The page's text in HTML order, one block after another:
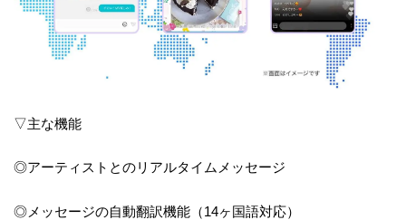
▽主な機能
◎アーティストとのリアルタイムメッセージ
◎メッセージの自動翻訳機能（14ヶ国語対応）